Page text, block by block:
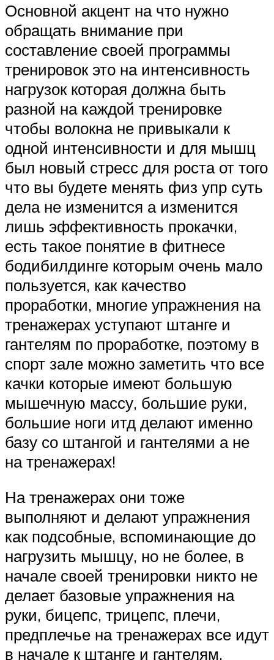
Основной акцент на что нужно
обращать внимание при
составление своей программы
тренировок это на интенсивность
нагрузок которая должна быть
разной на каждой тренировке
чтобы волокна не привыкали к
одной интенсивности и для мышц
был новый стресс для роста от того
что вы будете менять физ упр суть
дела не изменится а изменится
лишь эффективность прокачки,
есть такое понятие в фитнесе
бодибилдинге которым очень мало
пользуется, как качество
проработки, многие упражнения на
тренажерах уступают штанге и
гантелям по проработке, поэтому в
спорт зале можно заметить что все
качки которые имеют большую
мышечную массу, большие руки,
большие ноги итд делают именно
базу со штангой и гантелями а не
на тренажерах!
На тренажерах они тоже
выполняют и делают упражнения
как подсобные, вспоминающие до
нагрузить мышцу, но не более, в
начале своей тренировки никто не
делает базовые упражнения на
руки, бицепс, трицепс, плечи,
предплечье на тренажерах все идут
в начале к штанге и гантелям.